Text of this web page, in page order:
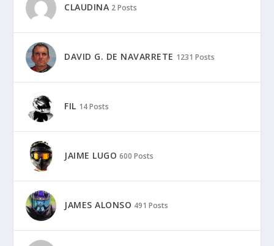
CLAUDINA 2 Posts
DAVID G. DE NAVARRETE 1231 Posts
FIL 14 Posts
JAIME LUGO 600 Posts
JAMES ALONSO 491 Posts